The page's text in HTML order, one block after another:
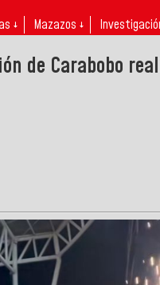
↓ Mazazos ↓
de Carabobo